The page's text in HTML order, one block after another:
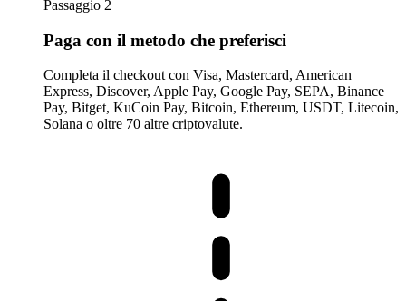
Passaggio 2
Paga con il metodo che preferisci
Completa il checkout con Visa, Mastercard, American
Express, Discover, Apple Pay, Google Pay, SEPA, Binance
Pay, Bitget, KuCoin Pay, Bitcoin, Ethereum, USDT, Litecoin,
Solana o oltre 70 altre criptovalute.